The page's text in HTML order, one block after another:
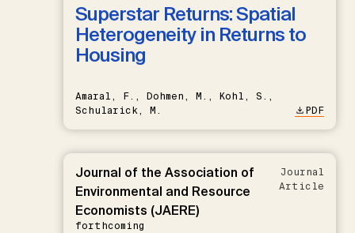
Superstar Returns: Spatial
Heterogeneity in Returns to
Housing
Amaral, F., Dohmen, M., Kohl, S.,
Schularick, M.
PDF
Journal of the Association of
Environmental and Resource
Economists (JAERE)
forthcoming
Journal
Article